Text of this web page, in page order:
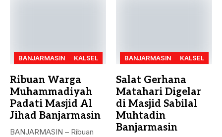
BANJARMASIN KALSEL
Ribuan Warga
Muhammadiyah
Padati Masjid Al
Jihad Banjarmasin
BANJARMASIN – Ribuan
BANJARMASIN KALSEL
Salat Gerhana
Matahari Digelar
di Masjid Sabilal
Muhtadin
Banjarmasin